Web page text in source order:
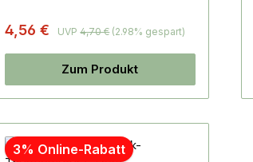
4,56 € UVP4,70 € (2.98% gespart)
Zum Produkt
3% Online-Rabatt